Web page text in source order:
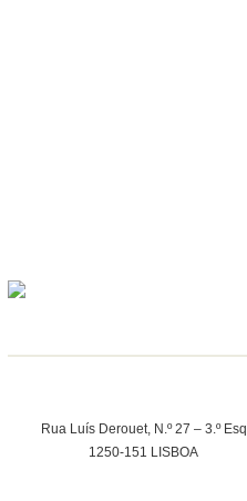
Rua Luís Derouet, N.º 27 – 3.º Esq
1250-151 LISBOA